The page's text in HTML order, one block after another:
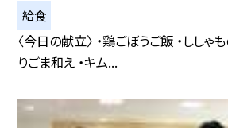
給食
〈今日の献立〉 ・鶏ごぼうご飯 ・ししゃ
りごま和え ・キム...